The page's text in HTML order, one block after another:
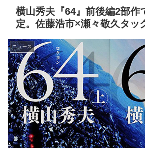
横山秀夫『64』前後編2部作
定。佐藤浩市×瀬々敬久タッ
ニュース